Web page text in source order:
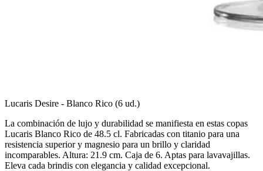
Lucaris Desire - Blanco Rico (6 ud.)
La combinación de lujo y durabilidad se manifiesta en estas copas
Lucaris Blanco Rico de 48.5 cl. Fabricadas con titanio para una
resistencia superior y magnesio para un brillo y claridad
incomparables. Altura: 21.9 cm. Caja de 6. Aptas para lavavajillas.
Eleva cada brindis con elegancia y calidad excepcional.